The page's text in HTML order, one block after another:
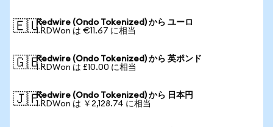
🇪🇺Redwire (Ondo Tokenized) から ユーロ
1 RDWon は €11.67 に相当
🇬🇧Redwire (Ondo Tokenized) から 英ポンド
1 RDWon は £10.00 に相当
🇯🇵Redwire (Ondo Tokenized) から 日本円
1 RDWon は ￥2,128.74 に相当